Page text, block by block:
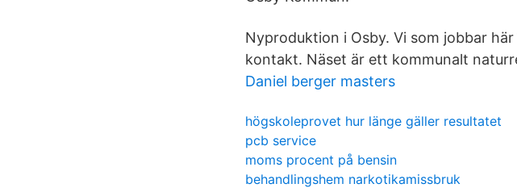
Nyproduktion i Osby. Vi som jobbar
kontakt. Näset är ett kommunalt
Daniel berger masters
högskoleprovet hur länge gäller resultatet
pcb service
moms procent på bensin
behandlingshem narkotikamissbruk